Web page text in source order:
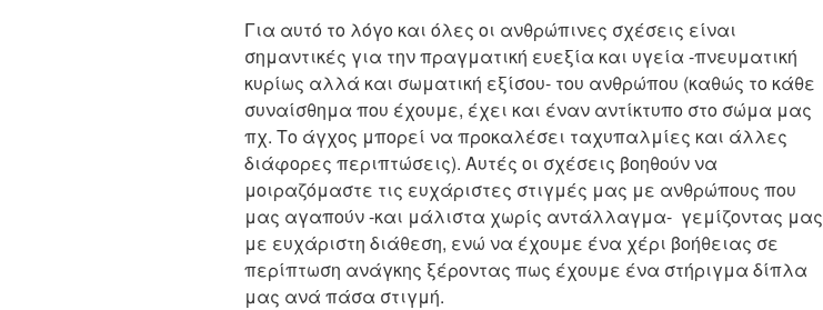
Για αυτό το λόγο και όλες οι ανθρώπινες σχέσεις είναι
σημαντικές για την πραγματική ευεξία και υγεία -πνευματική
κυρίως αλλά και σωματική εξίσου- του ανθρώπου (καθώς το κάθε
συναίσθημα που έχουμε, έχει και έναν αντίκτυπο στο σώμα μας
πχ. Το άγχος μπορεί να προκαλέσει ταχυπαλμίες και άλλες
διάφορες περιπτώσεις). Αυτές οι σχέσεις βοηθούν να
μοιραζόμαστε τις ευχάριστες στιγμές μας με ανθρώπους που
μας αγαπούν -και μάλιστα χωρίς αντάλλαγμα- γεμίζοντας μας
με ευχάριστη διάθεση, ενώ να έχουμε ένα χέρι βοήθειας σε
περίπτωση ανάγκης ξέροντας πως έχουμε ένα στήριγμα δίπλα
μας ανά πάσα στιγμή.